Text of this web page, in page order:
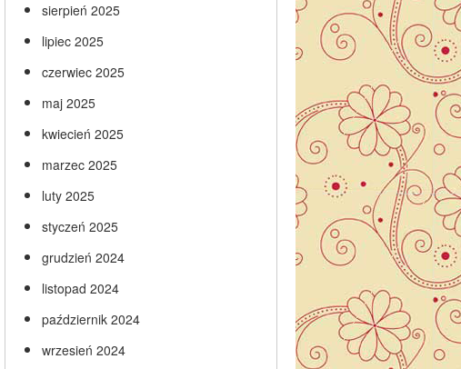
sierpień 2025
lipiec 2025
czerwiec 2025
maj 2025
kwiecień 2025
marzec 2025
luty 2025
styczeń 2025
grudzień 2024
listopad 2024
październik 2024
wrzesień 2024